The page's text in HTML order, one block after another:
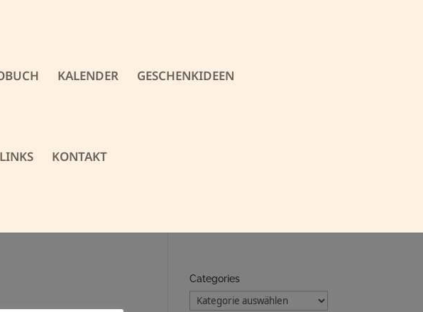
KALENDER GESCHENKIDEEN
LINKS KONTAKT
Categories
Categories